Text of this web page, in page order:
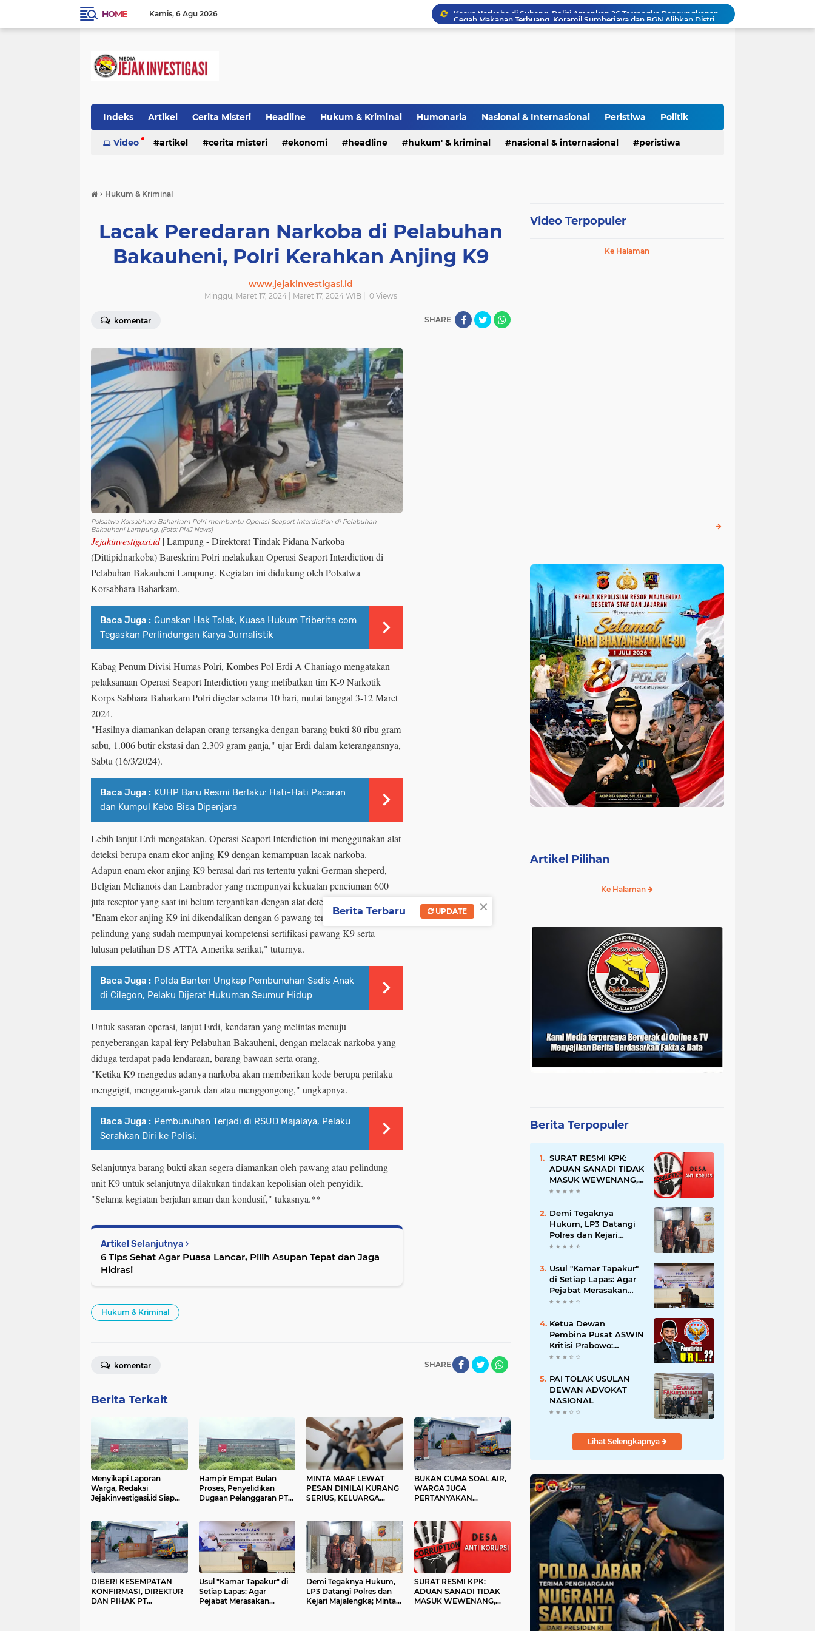
HOME Kamis 6 Agu 2026
Cegah Makanan Terbuang, Koramil Sumberjaya dan BGN Alihkan Distribusi MBG ke Lokasi Latihan Paskibraka Palasah
Kapolres Pidie Pererat Silaturahmi dengan Pimpinan HUDA Pidie, Ajak Jaga Damai Aceh dan Semarakkan HUT RI ke-81
Asah Fisik Dan Mental Prajurit, Kodim 0808/Blitar Gelar Uji Kenaikan Tingkat Pencak Silat Militer
Indeks Artikel Cerita Misteri Headline Hukum & Kriminal Humonaria Nasional & Internasional Peristiwa Politik
Prestasi Ragam Info Seputar Daerah TNI & POLRI UU Pers
Video artikel cerita misteri ekonomi headline hukum' & kriminal nasional & internasional peristiwa
› Hukum & Kriminal
Lacak Peredaran Narkoba di Pelabuhan
Bakauheni, Polri Kerahkan Anjing K9
www.jejakinvestigasi.id
Minggu, Maret 17, 2024 | Maret 17, 2024 WIB | 0 Views
komentar SHARE
Polsatwa Korsabhara Baharkam Polri membantu Operasi Seaport Interdiction di Pelabuhan
Bakauheni Lampung. (Foto: PMJ News)
Jejakinvestigasi.id| Lampung - Direktorat Tindak Pidana Narkoba
(Dittipidnarkoba) Bareskrim Polri melakukan Operasi Seaport Interdiction di
Pelabuhan Bakauheni Lampung. Kegiatan ini didukung oleh Polsatwa
Korsabhara Baharkam.
Baca Juga : Gunakan Hak Tolak, Kuasa Hukum Triberita.com
Tegaskan Perlindungan Karya Jurnalistik
Kabag Penum Divisi Humas Polri, Kombes Pol Erdi A Chaniago mengatakan
pelaksanaan Operasi Seaport Interdiction yang melibatkan tim K-9 Narkotik
Korps Sabhara Baharkam Polri digelar selama 10 hari, mulai tanggal 3-12 Maret
2024.
"Hasilnya diamankan delapan orang tersangka dengan barang bukti 80 ribu gram
sabu, 1.006 butir ekstasi dan 2.309 gram ganja," ujar Erdi dalam keterangansnya,
Sabtu (16/3/2024).
Baca Juga : KUHP Baru Resmi Berlaku: Hati-Hati Pacaran
dan Kumpul Kebo Bisa Dipenjara
Lebih lanjut Erdi mengatakan, Operasi Seaport Interdiction ini menggunakan alat
deteksi berupa enam ekor anjing K9 dengan kemampuan lacak narkoba.
Adapun enam ekor anjing K9 berasal dari ras tertentu yakni German sheperd,
Belgian Melianois dan Lambrador yang mempunyai kekuatan penciuman 600
juta reseptor yang saat ini belum tergantikan dengan alat deteksi apapun.
"Enam ekor anjing K9 ini dikendalikan dengan 6 pawang terlatih dan 8 personel
pelindung yang sudah mempunyai kompetensi sertifikasi pawang K9 serta
lulusan pelatihan DS ATTA Amerika serikat," tuturnya.
Baca Juga : Polda Banten Ungkap Pembunuhan Sadis Anak
di Cilegon, Pelaku Dijerat Hukuman Seumur Hidup
Untuk sasaran operasi, lanjut Erdi, kendaran yang melintas menuju
penyeberangan kapal fery Pelabuhan Bakauheni, dengan melacak narkoba yang
diduga terdapat pada lendaraan, barang bawaan serta orang.
"Ketika K9 mengedus adanya narkoba akan memberikan kode berupa perilaku
menggigit, menggaruk-garuk dan atau menggongong," ungkapnya.
Baca Juga : Pembunuhan Terjadi di RSUD Majalaya, Pelaku
Serahkan Diri ke Polisi.
Selanjutnya barang bukti akan segera diamankan oleh pawang atau pelindung
unit K9 untuk selanjutnya dilakukan tindakan kepolisian oleh penyidik.
"Selama kegiatan berjalan aman dan kondusif," tukasnya.**
Artikel Selanjutnya
6 Tips Sehat Agar Puasa Lancar, Pilih Asupan Tepat dan Jaga
Hidrasi
Hukum & Kriminal
SHARE
komentar
Berita Terkait
Menyikapi Laporan
Warga, Redaksi
Jejakinvestigasi.id Siap
Ligung
Hampir Empat Bulan
Proses, Penyelidikan
Dugaan Pelanggaran PT
Perusahaan Masih
Berlangsung
MINTA MAAF LEWAT
PESAN DINILAI KURANG
SERIUS, KELUARGA
CICENDO:
PERDAMAIAAN HARUS
SESUAI MEKANISME
PROSES HUKUM
BUKAN CUMA SOAL AIR,
WARGA JUGA
PERTANYAKAN
PT AJINOMOTO SERTA
PERUSAHAAN LAIN DI
CIPERNA
DIBERI KESEMPATAN
KONFIRMASI, DIREKTUR
DAN PIHAK PT
Usul "Kamar Tapakur" di
Setiap Lapas: Agar
Pejabat Merasakan
Demi Tegaknya Hukum,
LP3 Datangi Polres dan
Kejari Majalengka; Minta
SURAT RESMI KPK:
ADUAN SANADI TIDAK
MASUK WEWENANG,
Video Terpopuler
Ke Halaman
Artikel Pilihan
Ke Halaman
Berita Terpopuler
SURAT RESMI KPK:
ADUAN SANADI TIDAK
MASUK WEWENANG,
DESA BABAKAN
DESA ANTI KORUPSI
OLEH KEJAKSAAN
Demi Tegaknya
Hukum, LP3 Datangi
Polres dan Kejari
Majalengka; Minta
Proporsional:
Restoratif untuk
Lemah, Tegas untuk
Narkoba & Oknum
Usul "Kamar Tapakur"
di Setiap Lapas: Agar
Pejabat Merasakan
Suasana Penjara, Tak
Menyalahgunakan
Amanah
Ketua Dewan
Pembina Pusat ASWIN
Kritisi Prabowo:
Evaluasi Pendirian
Mendesak Sebaiknya
Dibatalkan
PAI TOLAK USULAN
DEWAN ADVOKAT
NASIONAL
Lihat Selengkapnya
×
Berita Terbaru UPDATE